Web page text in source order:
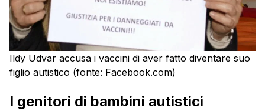
Ildy Udvar accusa i vaccini di aver fatto diventare suo
figlio autistico (fonte: Facebook.com)
I genitori di bambini autistici